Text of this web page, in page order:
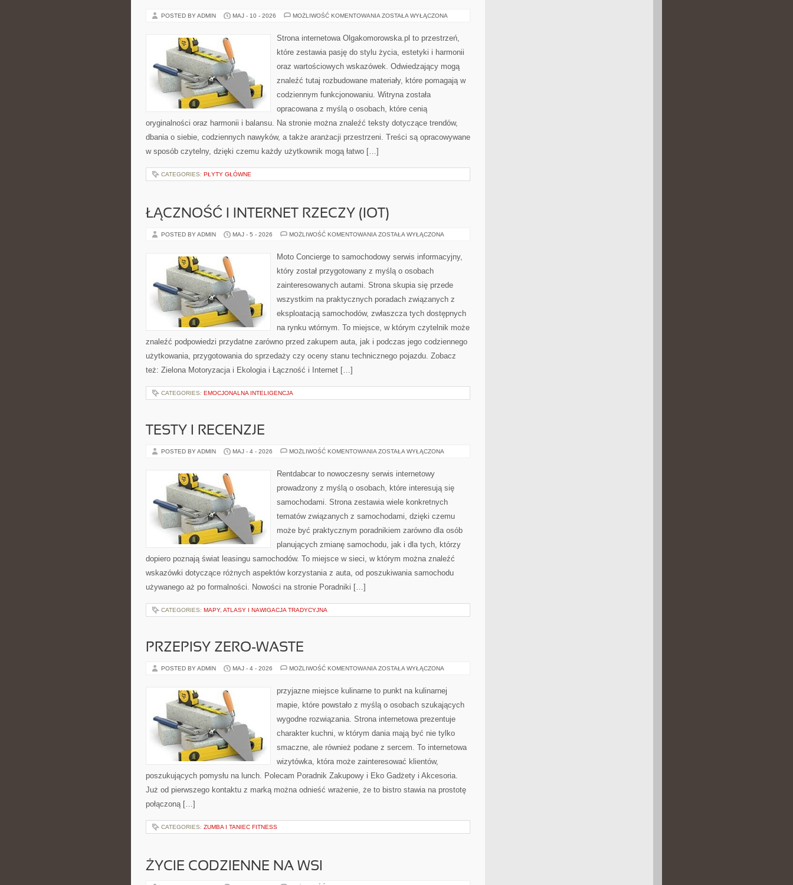
POSTED BY ADMIN MAJ - 10 - 2026 MOŻLIWOŚĆ KOMENTOWANIA ŻYCIE
PORADNIKI
ZOSTAŁA WYŁĄCZONA
Strona internetowa Olgakomorowska.pl to przestrzeń,
które zestawia pasję do stylu życia, estetyki i harmonii
oraz wartościowych wskazówek. Odwiedzający mogą
znaleźć tutaj rozbudowane materiały, które pomagają w
codziennym funkcjonowaniu. Witryna została
opracowana z myślą o osobach, które cenią
oryginalności oraz harmonii i balansu. Na stronie można znaleźć teksty dotyczące trendów,
dbania o siebie, codziennych nawyków, a także aranżacji przestrzeni. Treści są opracowywane
w sposób czytelny, dzięki czemu każdy użytkownik mogą łatwo […]
CATEGORIES: PŁYTY GŁÓWNE
ŁĄCZNOŚĆ I INTERNET RZECZY (IOT)
POSTED BY ADMIN MAJ - 5 - 2026 MOŻLIWOŚĆ KOMENTOWANIA ŁĄCZNOŚĆ
(IOT)
ZOSTAŁA WYŁĄCZONA
Moto Concierge to samochodowy serwis informacyjny,
który został przygotowany z myślą o osobach
zainteresowanych autami. Strona skupia się przede
wszystkim na praktycznych poradach związanych z
eksploatacją samochodów, zwłaszcza tych dostępnych
na rynku wtórnym. To miejsce, w którym czytelnik może
znaleźć podpowiedzi przydatne zarówno przed zakupem auta, jak i podczas jego codziennego
użytkowania, przygotowania do sprzedaży czy oceny stanu technicznego pojazdu. Zobacz
też: Zielona Motoryzacja i Ekologia i Łączność i Internet […]
CATEGORIES: EMOCJONALNA INTELIGENCJA
TESTY I RECENZJE
POSTED BY ADMIN MAJ - 4 - 2026 MOŻLIWOŚĆ KOMENTOWANIA TESTY
ZOSTAŁA WYŁĄCZONA
Rentdabcar to nowoczesny serwis internetowy
prowadzony z myślą o osobach, które interesują się
samochodami. Strona zestawia wiele konkretnych
tematów związanych z samochodami, dzięki czemu
może być praktycznym poradnikiem zarówno dla osób
planujących zmianę samochodu, jak i dla tych, którzy
dopiero poznają świat leasingu samochodów. To miejsce w sieci, w którym można znaleźć
wskazówki dotyczące różnych aspektów korzystania z auta, od poszukiwania samochodu
używanego aż po formalności. Nowości na stronie Poradniki […]
CATEGORIES: MAPY, ATLASY I NAWIGACJA TRADYCYJNA
PRZEPISY ZERO-WASTE
POSTED BY ADMIN MAJ - 4 - 2026 MOŻLIWOŚĆ KOMENTOWANIA PRZEPISY
ZOSTAŁA WYŁĄCZONA
przyjazne miejsce kulinarne to punkt na kulinarnej
mapie, które powstało z myślą o osobach szukających
wygodne rozwiązania. Strona internetowa prezentuje
charakter kuchni, w którym dania mają być nie tylko
smaczne, ale również podane z sercem. To internetowa
wizytówka, która może zainteresować klientów,
poszukujących pomysłu na lunch. Polecam Poradnik Zakupowy i Eko Gadżety i Akcesoria.
Już od pierwszego kontaktu z marką można odnieść wrażenie, że to bistro stawia na prostotę
połączoną […]
CATEGORIES: ZUMBA I TANIEC FITNESS
ŻYCIE CODZIENNE NA WSI